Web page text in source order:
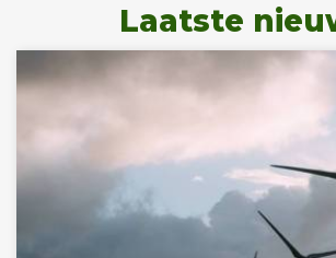
Laatste